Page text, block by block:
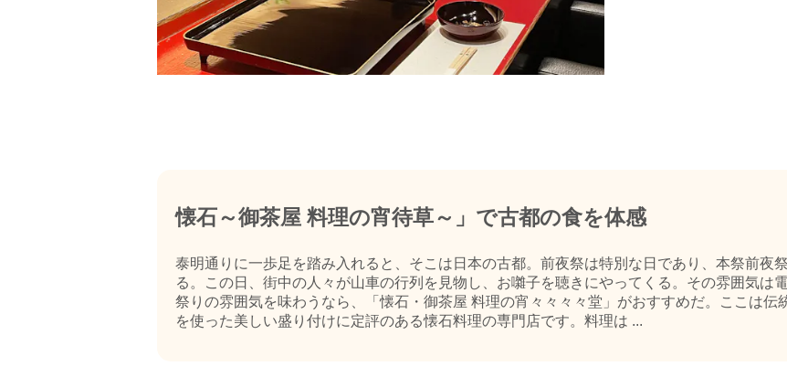
懐石～御茶屋 料理の宵待草～」で古都の食を体感
泰明通りに一歩足を踏み入れると、そこは日本の古都。前夜祭は特別な日であり、本祭前夜
る。この日、街中の人々が山車の行列を見物し、お囃子を聴きにやってくる。その雰囲気は
祭りの雰囲気を味わうなら、「懐石・御茶屋 料理の宵々々々々堂」がおすすめだ。ここは伝
を使った美しい盛り付けに定評のある懐石料理の専門店です。料理は ...